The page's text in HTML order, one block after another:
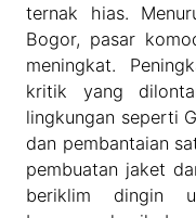
ternak hias.
Bogor, pasar
meningkat.
kritik yang
lingkungan seperti
dan pembantaian
pembuatan jaket
beriklim dingin